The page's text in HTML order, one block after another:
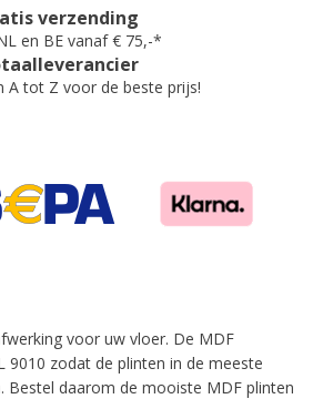
verzending
en BE vanaf € 75,-*
A tot Z voor de beste prijs!
voor uw vloer. De MDF
9010 zodat de plinten in de meeste
Bestel daarom de mooiste MDF plinten